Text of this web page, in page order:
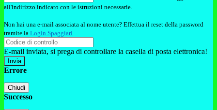
all'indirizzo indicato con le istruzioni necessarie.
Non hai una e-mail associata al nome utente? Effettua il reset della password
tramite la Login Spaggiari
E-mail inviata, si prega di controllare la casella di posta elettronica!
Errore
Chiudi
Successo